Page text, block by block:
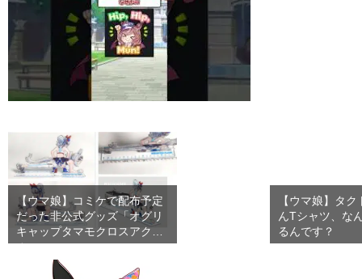
【ウマ娘】コミケで配布予定
だった非公式グッズ「オグリ
キャップタマモクロスアクリ
ル…
【ウマ娘】タ
んTシャツ、な
るんです？